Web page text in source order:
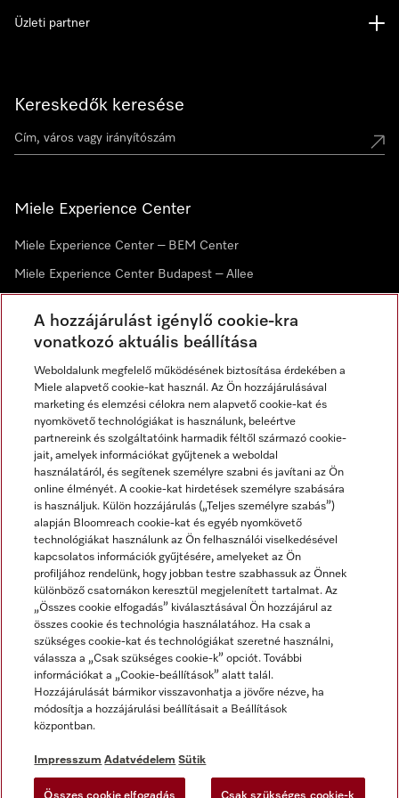
Kereskedők keresése
Miele Experience Center
Miele Experience Center – BEM Center
Miele Experience Center Budapest – Allee
Hírlevél
Üzleti partner
Impresszum
ÁSZF
Adatvédelem
Felhasználási feltételek
Akadálymentességi Nyilatkozat
Digitális Szolgáltatásokról szóló törvény
Miele a YouTube-on
Miele a Facebookon
Miele az Instagramon
A hozzájárulást igénylő cookie-kra
vonatkozó aktuális beállítása
Weboldalunk megfelelő működésének biztosítása érdekében a
Miele alapvető cookie-kat használ. Az Ön hozzájárulásával
marketing és elemzési célokra nem alapvető cookie-kat és
nyomkövető technológiákat is használunk, beleértve
partnereink és szolgáltatóink harmadik féltől származó cookie-
jait, amelyek információkat gyűjtenek a weboldal
használatáról, és segítenek személyre szabni és javítani az Ön
online élményét. A cookie-kat hirdetések személyre szabására
is használjuk. Külön hozzájárulás („Teljes személyre szabás”)
alapján Bloomreach cookie-kat és egyéb nyomkövető
technológiákat használunk az Ön felhasználói viselkedésével
kapcsolatos információk gyűjtésére, amelyeket az Ön
profiljához rendelünk, hogy jobban testre szabhassuk az Önnek
különböző csatornákon keresztül megjelenített tartalmat. Az
„Összes cookie elfogadás” kiválasztásával Ön hozzájárul az
összes cookie és technológia használatához. Ha csak a
szükséges cookie-kat és technológiákat szeretné használni,
válassza a „Csak szükséges cookie-k” opciót. További
információkat a „Cookie-beállítások” alatt talál.
Hozzájárulását bármikor visszavonhatja a jövőre nézve, ha
módosítja a hozzájárulási beállításait a Beállítások
központban.
Impresszum Adatvédelem Sütik